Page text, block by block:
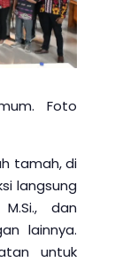
Foto
tamah, di
langsung
dan
lainnya.
untuk